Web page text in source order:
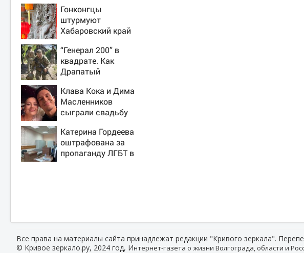
Гонконгцы
штурмуют
Хабаровский край
“Генерал 200” в
квадрате. Как
Драпатый
Сырского
Клава Кока и Дима
Масленников
сыграли свадьбу
Катерина Гордеева
оштрафована за
пропаганду ЛГБТ в
Все права на материалы сайта принадлежат редакции "Кривого зеркала".
© Кривое зеркало.ру, 2024 год, Интернет-газета о жизни Волгограда, области и